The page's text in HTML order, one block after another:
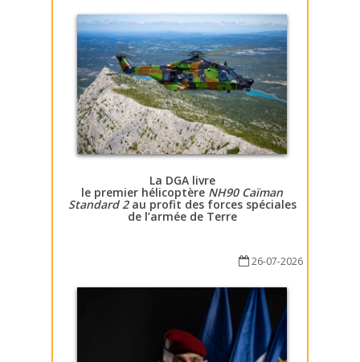
La DGA livre
le premier hélicoptère NH90 Caïman
Standard 2au profit des forces spéciales
de l’armée de Terre
26-07-2026